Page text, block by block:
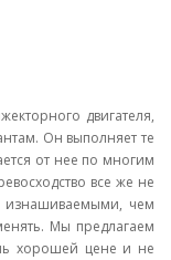
двигателя,
Он выполняет те
от нее по многим
все же не
чем
Мы предлагаем
хорошей цене и не